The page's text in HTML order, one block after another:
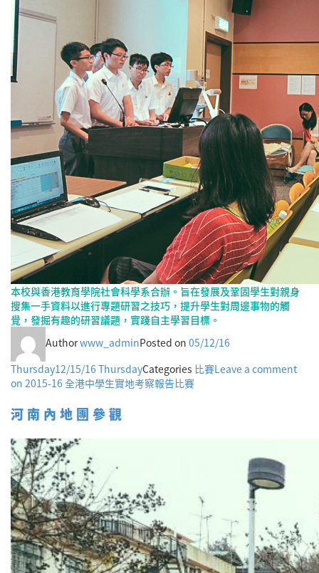
本校與香港教育學院社會科學系合辦。旨在發展及鞏固學生對親身
搜集一手資料以進行專題研習之技巧，提升學生對周邊事物的觸
覺，發掘有趣的研習議題，實踐自主學習目標。
Authorwww_adminPosted on 05/12/16
Thursday12/15/16 ThursdayCategories 比賽Leave a comment
on 2015-16 全港中學生實地考察報告比賽
河南內地團參觀